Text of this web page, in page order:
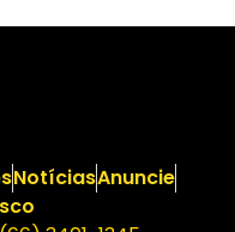
NotíciasAnuncie